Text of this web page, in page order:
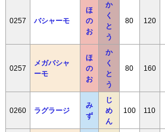
0257 バシャーモ
ほ
の
お
か
く
と
う
80 120
0257
メガバシャ
ーモ
ほ
の
お
か
く
と
う
80 160
0260 ラグラージ
み
ず
じ
め
ん
100 110